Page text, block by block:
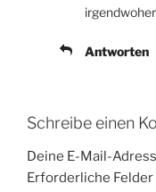
Antworten
Schreibe einen
Deine E-Mail-
Erforderliche